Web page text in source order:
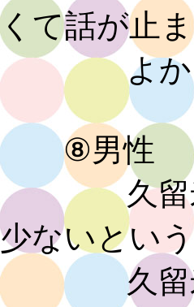
くて話が止
よかった
⑧男性 ４
久留米大
少ないとい
久留米に